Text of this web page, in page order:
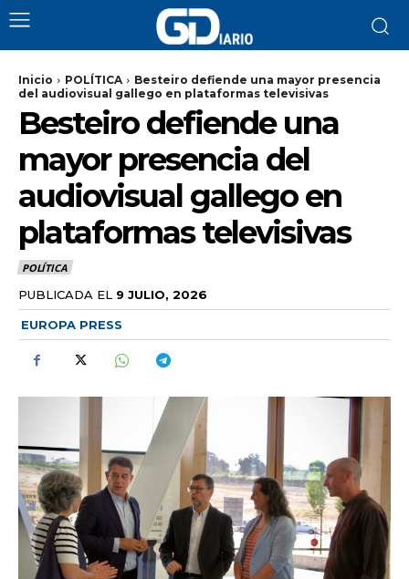
Inicio POLÍTICA
Besteiro defiende una mayor presencia
del audiovisual gallego en plataformas televisivas
Besteiro defiende una
mayor presencia del
audiovisual gallego en
plataformas televisivas
POLÍTICA
PUBLICADA EL 9 JULIO, 2026
EUROPA PRESS